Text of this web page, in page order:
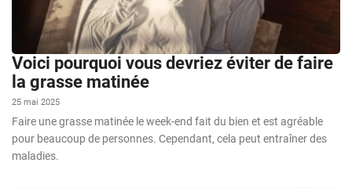
Voici pourquoi vous devriez éviter de faire
la grasse matinée
25 mai 2025
Faire une grasse matinée le week-end fait du bien et est agréable
pour beaucoup de personnes. Cependant, cela peut entraîner des
maladies.